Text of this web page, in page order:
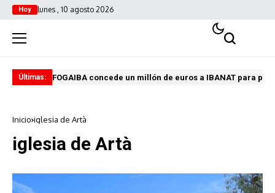
Hoy lunes , 10 agosto 2026
Últimas: FOGAIBA concede un millón de euros a IBANAT para
Inicio iglesia de Artà
iglesia de Artà